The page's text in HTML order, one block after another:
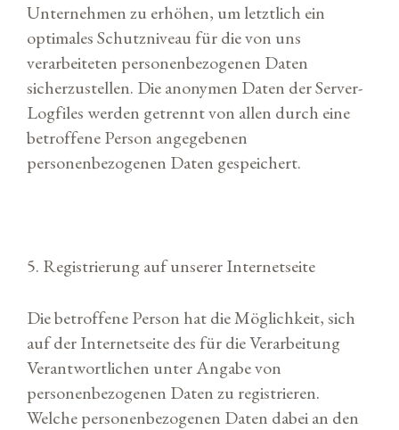
Unternehmen zu erhöhen, um letztlich ein
optimales Schutzniveau für die von uns
verarbeiteten personenbezogenen Daten
sicherzustellen. Die anonymen Daten der Server-
Logfiles werden getrennt von allen durch eine
betroffene Person angegebenen
personenbezogenen Daten gespeichert.
5. Registrierung auf unserer Internetseite
Die betroffene Person hat die Möglichkeit, sich
auf der Internetseite des für die Verarbeitung
Verantwortlichen unter Angabe von
personenbezogenen Daten zu registrieren.
Welche personenbezogenen Daten dabei an den